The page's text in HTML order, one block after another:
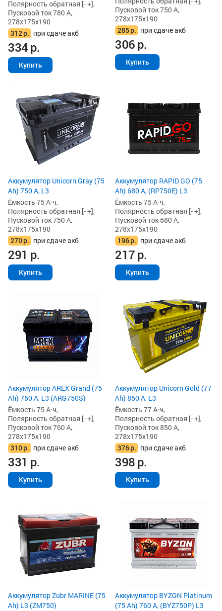
Полярность обратная [- +],
Пусковой ток 780 А,
278x175x190
312р. при сдаче акб
334р.
Купить
Пусковой ток 750 А,
278x175x190
285р. при сдаче акб
306р.
Купить
Аккумулятор Unicorn Gray (75
Ah) 750 А, L3
Ёмкость 75 А·ч,
Полярность обратная [- +],
Пусковой ток 750 А,
278x175x190
270р. при сдаче акб
291 р.
Купить
Аккумулятор RAPID GO (75
Ah) 680 А, (RP750E) L3
Ёмкость 75 А·ч,
Полярность обратная [- +],
Пусковой ток 680 А,
278x175x190
196р. при сдаче акб
217р.
Купить
Аккумулятор AREX Grand (75
Ah) 760 А, L3 (ARG750S)
Ёмкость 75 А·ч,
Полярность обратная [- +],
Пусковой ток 760 А,
278x175x190
310р. при сдаче акб
331 р.
Купить
Аккумулятор Unicorn Gold (77
Ah) 850 А, L3
Ёмкость 77 А·ч,
Полярность обратная [- +],
Пусковой ток 850 А,
278x175x190
376р. при сдаче акб
398р.
Купить
Аккумулятор Zubr MARINE (75
Ah) L3 (ZM750)
Аккумулятор BYZON Platinum
(75 Ah) 760 А, (BYZ750P) L3